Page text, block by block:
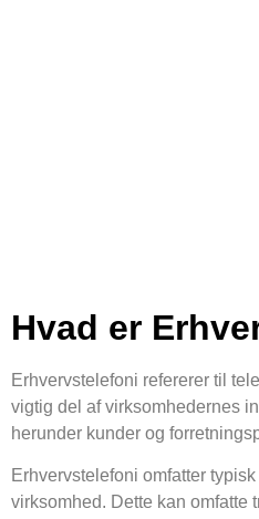
Hvad er
Erhvervstelefoni refererer til
vigtig del af virksomhedernes
herunder kunder og
Erhvervstelefoni omfatter
virksomhed. Dette kan omfatte